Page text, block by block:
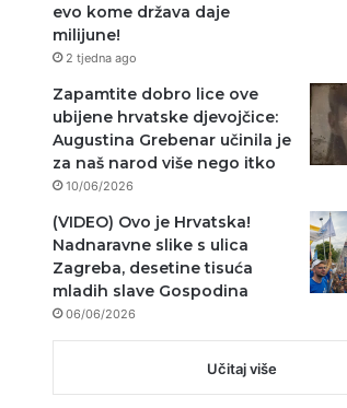
evo kome država daje
milijune!
2 tjedna ago
Zapamtite dobro lice ove
ubijene hrvatske djevojčice:
Augustina Grebenar učinila je
za naš narod više nego itko
10/06/2026
(VIDEO) Ovo je Hrvatska!
Nadnaravne slike s ulica
Zagreba, desetine tisuća
mladih slave Gospodina
06/06/2026
Učitaj više